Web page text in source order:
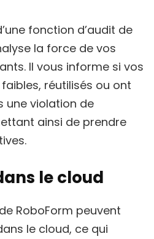
fonction d’audit de
la force de vos
Il vous informe si vos
réutilisés ou ont
une violation de
ainsi de prendre
le cloud
RoboForm peuvent
le cloud, ce qui